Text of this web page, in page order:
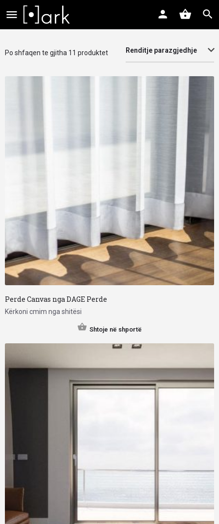
Po shfaqen te gjitha 11 produktet Renditje parazgjedhje
Perde Canvas nga DAGE Perde
Kërkoni cmim nga shitësi
Shtoje në shportë